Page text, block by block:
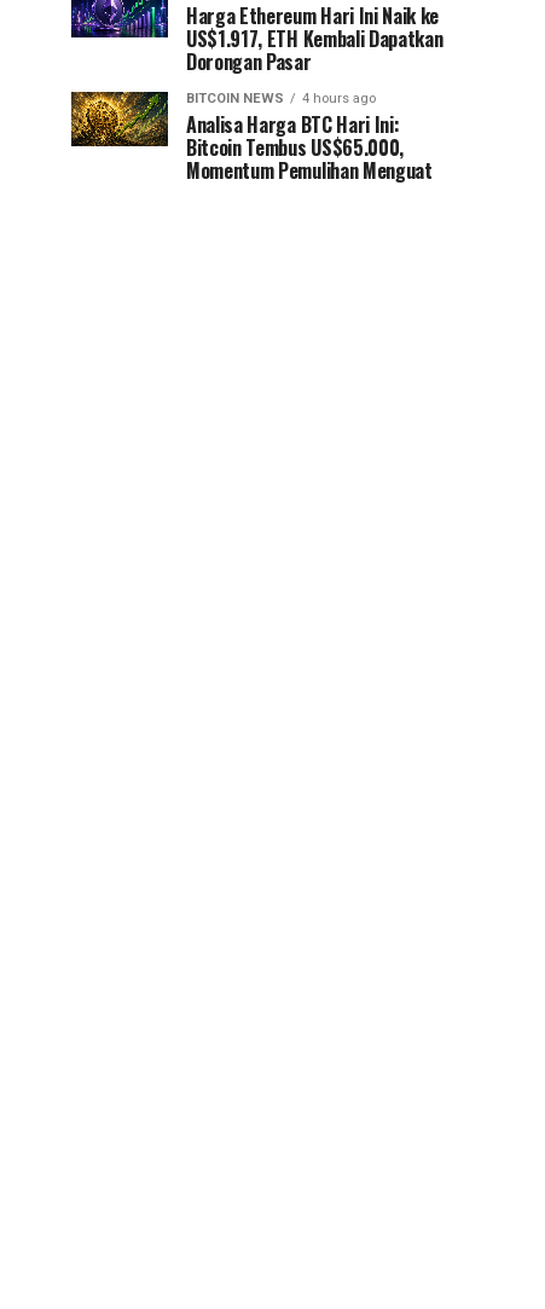
Harga Ethereum Hari Ini Naik ke
US$1.917, ETH Kembali Dapatkan
Dorongan Pasar
BITCOIN NEWS 4 hours ago
Analisa Harga BTC Hari Ini:
Bitcoin Tembus US$65.000,
Momentum Pemulihan Menguat